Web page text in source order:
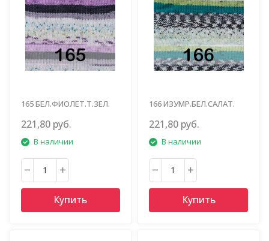
165 БЕЛ.ФИОЛЕТ.Т.ЗЕЛ.
221,80 руб.
В наличии
Купить
166 ИЗУМР.БЕЛ.САЛАТ.
221,80 руб.
В наличии
Купить